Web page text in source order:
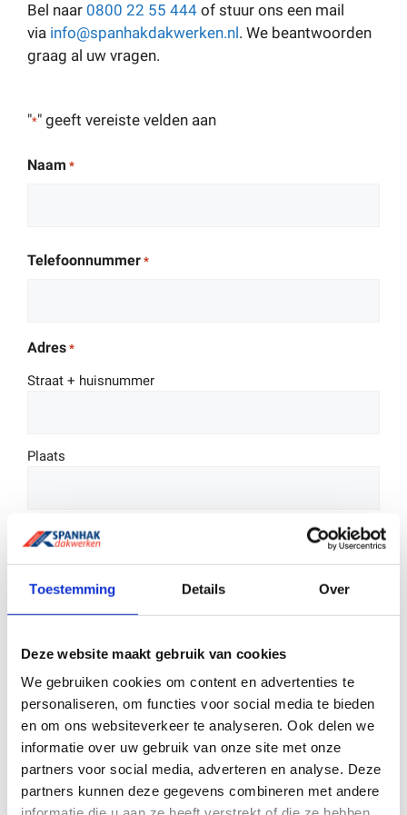
Toestemming Details Over
Deze website maakt gebruik van cookies
We gebruiken cookies om content en advertenties te
personaliseren, om functies voor social media te bieden
en om ons websiteverkeer te analyseren. Ook delen we
informatie over uw gebruik van onze site met onze
partners voor social media, adverteren en analyse. Deze
partners kunnen deze gegevens combineren met andere
Bel naar 0800 22 55 444 of stuur ons een mail
via info@spanhakdakwerken.nl. We beantwoorden
graag al uw vragen.
"*" geeft vereiste velden aan
Naam *
Telefoonnummer *
Adres *
Straat + huisnummer
Plaats
Postcode
E-mailadres *
Contactaanvraag voor *
Opmerkingen